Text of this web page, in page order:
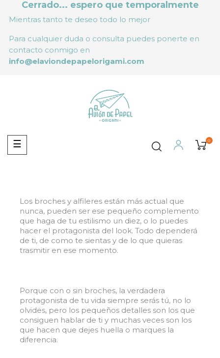
Cerrado... espero que temporalmente
Mientras tanto te deseo todo lo mejor
Para cualquier duda o consulta puedes ponerte en
contacto conmigo en
info@elaviondepapelorigami.com
Navegación
de
☰ 0
Los broches y alfileres están más actual que
nunca, pueden ser ese pequeño complemento
que haga de tu estilismo un diez, o lo puedes
hacer el protagonista del look. Todo dependerá
de ti, de como te sientas y de lo que quieras
trasmitir en ese momento.
Porque con o sin broches, la verdadera
protagonista de tu vida siempre serás tú, no lo
olvides, pero los pequeños detalles son los que
consiguen hablar de ti y muchas veces son los
que hacen que dejes huella o marques la
diferencia.